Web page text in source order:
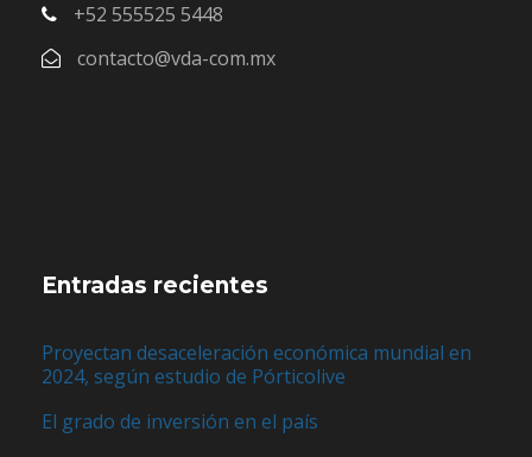
+52 555525 5448
contacto@vda-com.mx
Entradas recientes
Proyectan desaceleración económica mundial en
2024, según estudio de Pórticolive
El grado de inversión en el país